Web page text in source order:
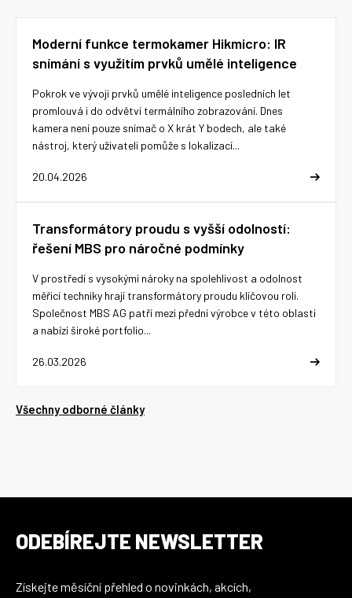
Moderní funkce termokamer Hikmicro: IR
snímání s využitím prvků umělé inteligence
20.04.2026
Pokrok ve vývoji prvků umělé inteligence posledních let
promlouvá i do odvětví termálního zobrazování. Dnes
kamera není pouze snímač o X krát Y bodech, ale také
nástroj, který uživateli pomůže s lokalizací...
Transformátory proudu s vyšší odolností:
řešení MBS pro náročné podmínky
26.03.2026
V prostředí s vysokými nároky na spolehlivost a odolnost
měřicí techniky hrají transformátory proudu klíčovou roli.
Společnost MBS AG patří mezi přední výrobce v této oblasti
a nabízí široké portfolio...
Všechny odborné články
ODEBÍREJTE NEWSLETTER
Získejte měsíční přehled o novinkách, akcích,